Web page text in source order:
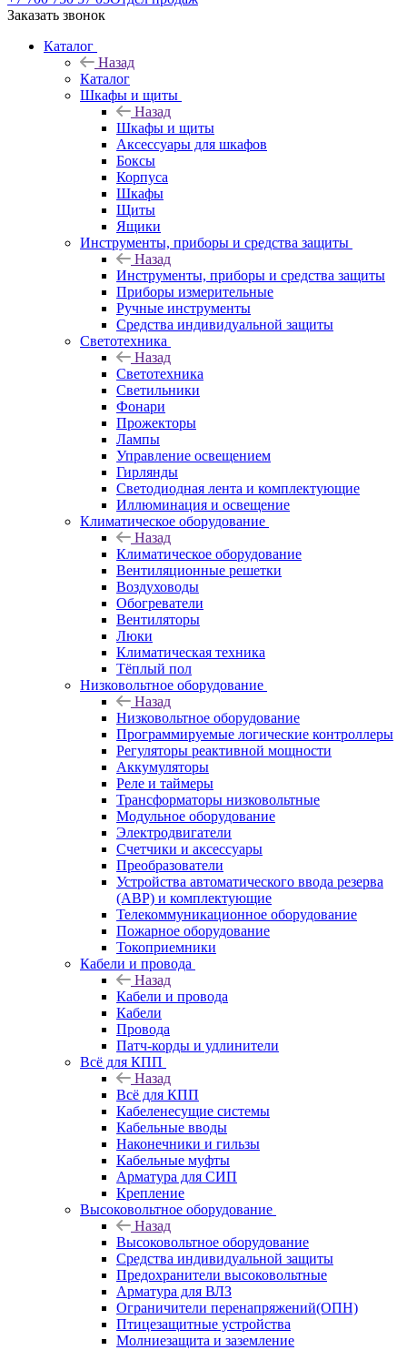
Заказать звонок
Каталог
Назад
Каталог
Шкафы и щиты
Назад
Шкафы и щиты
Аксессуары для шкафов
Боксы
Корпуса
Шкафы
Щиты
Ящики
Инструменты, приборы и средства защиты
Назад
Инструменты, приборы и средства защиты
Приборы измерительные
Ручные инструменты
Средства индивидуальной защиты
Светотехника
Назад
Светотехника
Светильники
Фонари
Прожекторы
Лампы
Управление освещением
Гирлянды
Светодиодная лента и комплектующие
Иллюминация и освещение
Климатическое оборудование
Назад
Климатическое оборудование
Вентиляционные решетки
Воздуховоды
Обогреватели
Вентиляторы
Люки
Климатическая техника
Тёплый пол
Низковольтное оборудование
Назад
Низковольтное оборудование
Программируемые логические контроллеры
Регуляторы реактивной мощности
Аккумуляторы
Реле и таймеры
Трансформаторы низковольтные
Модульное оборудование
Электродвигатели
Счетчики и аксессуары
Преобразователи
Устройства автоматического ввода резерва
(АВР) и комплектующие
Телекоммуникационное оборудование
Пожарное оборудование
Токоприемники
Кабели и провода
Назад
Кабели и провода
Кабели
Провода
Патч-корды и удлинители
Всё для КПП
Назад
Всё для КПП
Кабеленесущие системы
Кабельные вводы
Наконечники и гильзы
Кабельные муфты
Арматура для СИП
Крепление
Высоковольтное оборудование
Назад
Высоковольтное оборудование
Средства индивидуальной защиты
Предохранители высоковольтные
Арматура для ВЛЗ
Ограничители перенапряжений(ОПН)
Птицезащитные устройства
Молниезащита и заземление